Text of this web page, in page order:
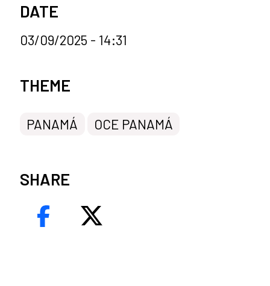
DATE
03/09/2025 - 14:31
News categories
THEME
PANAMÁ OCE PANAMÁ
SHARE